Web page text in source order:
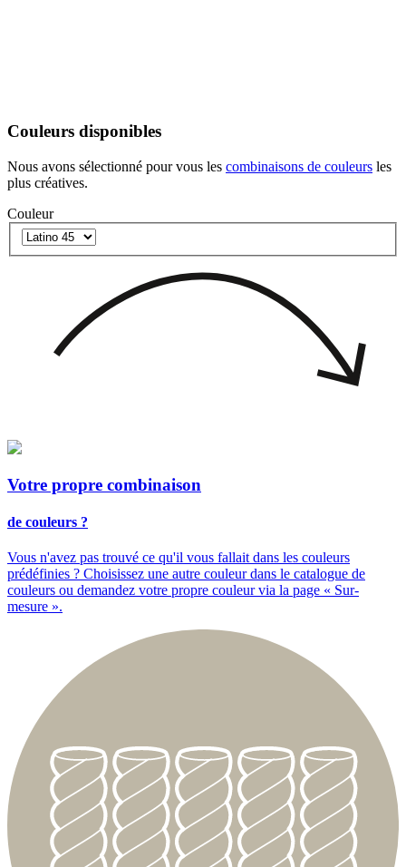
Couleurs disponibles
Nous avons sélectionné pour vous les combinaisons de couleurs les
plus créatives.
Couleur
Votre propre combinaison
de couleurs ?
Vous n'avez pas trouvé ce qu'il vous fallait dans les couleurs
prédéfinies ? Choisissez une autre couleur dans le catalogue de
couleurs ou demandez votre propre couleur via la page « Sur-
mesure ».